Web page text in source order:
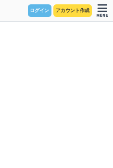
ログイン アカウント作成